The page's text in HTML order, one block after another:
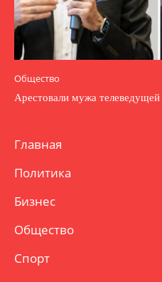
Общество
Арестовали мужа
Главная
Политика
Бизнес
Общество
Спорт